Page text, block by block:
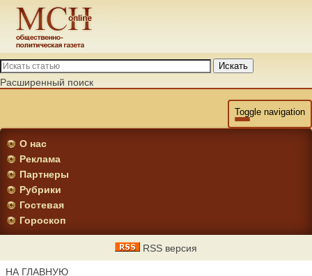
Искать
Расширенный поиск
Toggle navigation
О нас
Реклама
Партнеры
Рубрики
Гостевая
Гороскоп
RSS версия
НА ГЛАВНУЮ